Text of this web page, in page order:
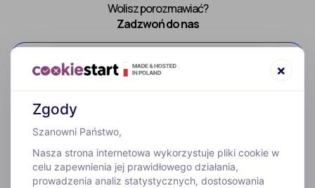
Wolisz porozmawiać?
Zadzwoń do nas
Zgody
×
Szanowni Państwo,
Nasza strona internetowa wykorzystuje pliki cookie w
celu zapewnienia jej prawidłowego działania,
prowadzenia analiz statystycznych, dostosowania